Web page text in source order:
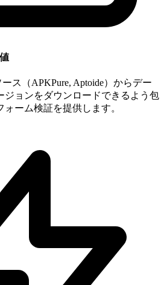
ス（APKPure, Aptoide）からデー
ジョンをダウンロードできるよう包
ーム検証を提供します。